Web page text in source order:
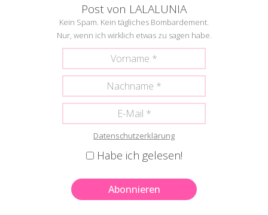
Post von LALALUNIA
Kein Spam. Kein tägliches Bombardement.
Nur, wenn ich wirklich etwas zu sagen habe.
Datenschutzerklärung
Habe ich gelesen!